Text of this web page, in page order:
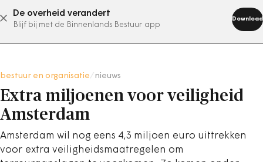
De overheid verandert
Blijf bij met de Binnenlands Bestuur app
Download
abonneer nu
bestuur en organisatie nieuws
Extra miljoenen voor veiligheid
Amsterdam
Amsterdam wil nog eens 4,3 miljoen euro uittrekken
voor extra veiligheidsmaatregelen om